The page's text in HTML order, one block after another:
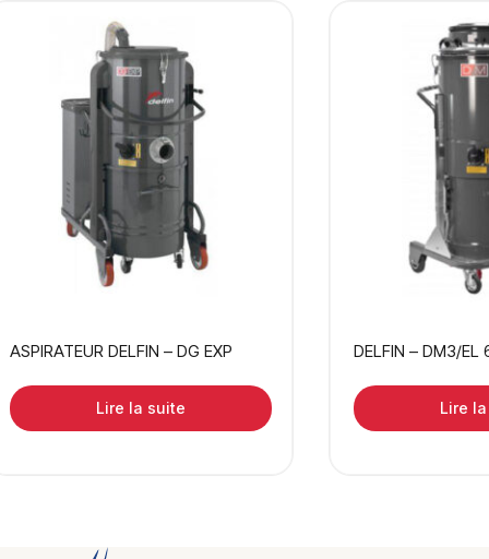
ASPIRATEUR DELFIN – DG EXP
Lire la suite
DELFIN – DM3/EL
Lire